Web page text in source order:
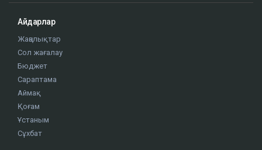
Айдарлар
Жаңалықтар
Сол жағалау
Бюджет
Сараптама
Аймақ
Қоғам
Ұстаным
Сұхбат